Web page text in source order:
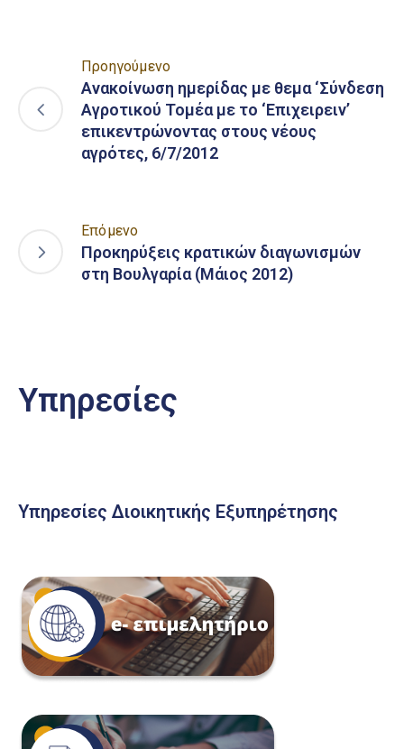
Προηγούμενο
Ανακοίνωση ημερίδας με θεμα ‘Σύνδεση
Αγροτικού Τομέα με το ‘Επιχειρειν’
επικεντρώνοντας στους νέους
αγρότες, 6/7/2012
Επόμενο
Προκηρύξεις κρατικών διαγωνισμών
στη Βουλγαρία (Μάιος 2012)
Υπηρεσίες
Υπηρεσίες Διοικητικής Εξυπηρέτησης